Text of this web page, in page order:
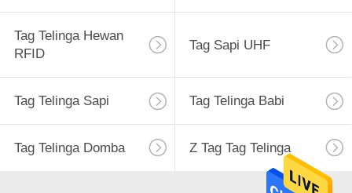
Tag Telinga Hewan
RFID
Tag Sapi UHF
Tag Telinga Sapi Tag Telinga Babi
Tag Telinga Domba Z Tag Tag Telinga